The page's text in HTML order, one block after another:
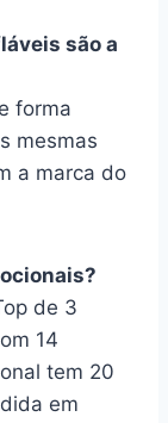
são a
forma
mesmas
a marca do
de 3
14
tem 20
em